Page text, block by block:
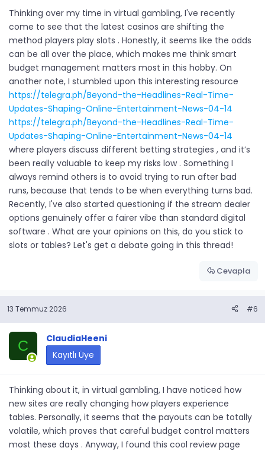
Thinking over my time in virtual gambling, I've recently
come to see that the latest casinos are shifting the
method players play slots . Honestly, it seems like the odds
can be all over the place, which makes me think smart
budget management matters most in this hobby. On
another note, I stumbled upon this interesting resource
https://telegra.ph/Beyond-the-Headlines-Real-Time-
Updates-Shaping-Online-Entertainment-News-04-14
https://telegra.ph/Beyond-the-Headlines-Real-Time-
Updates-Shaping-Online-Entertainment-News-04-14
where players discuss different betting strategies , and it’s
been really valuable to keep my risks low . Something I
always remind others is to avoid trying to run after bad
runs, because that tends to be when everything turns bad.
Recently, I've also started questioning if the stream dealer
options genuinely offer a fairer vibe than standard digital
software . What are your opinions on this, do you stick to
slots or tables? Let's get a debate going in this thread!
Cevapla
13 Temmuz 2026 #6
C
ClaudiaHeeni
Kayıtlı Üye
Thinking about it, in virtual gambling, I have noticed how
new sites are really changing how players experience
tables. Personally, it seems that the payouts can be totally
volatile, which proves that careful budget control matters
most these days . Anyway, I found this cool review page